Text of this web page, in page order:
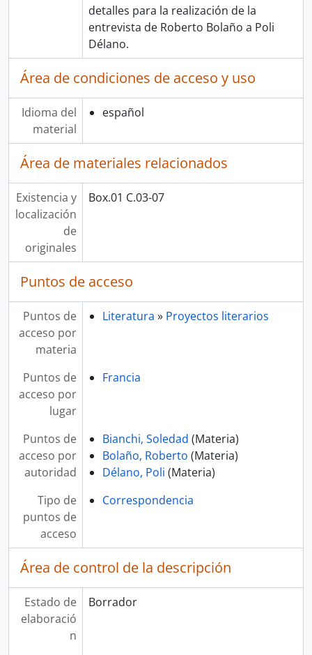
detalles para la realización de la
entrevista de Roberto Bolaño a Poli
Délano.
Área de condiciones de acceso y uso
Idioma del
material
español
Área de materiales relacionados
Existencia y
localización
de
originales
Box.01 C.03-07
Puntos de acceso
Puntos de
acceso por
materia
Literatura » Proyectos literarios
Puntos de
acceso por
lugar
Francia
Puntos de
acceso por
autoridad
Bianchi, Soledad (Materia)
Bolaño, Roberto (Materia)
Délano, Poli (Materia)
Tipo de
puntos de
acceso
Correspondencia
Área de control de la descripción
Estado de
elaboració
n
Borrador